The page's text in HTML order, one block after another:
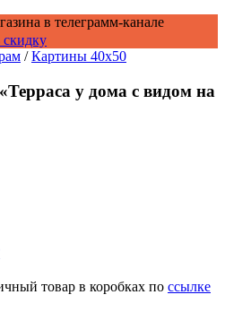
в телеграмм-канале
скидку
/Картины 40x50
у дома с видом на
товар в коробках по ссылке